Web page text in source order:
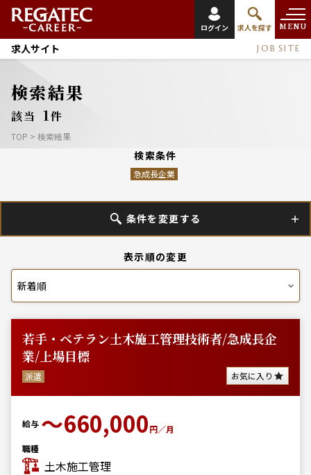
ログイン 求人を探す MENU
求人サイト JOB SITE
検索結果
該当 1件
TOP > 検索結果
検索条件
急成長企業
条件を変更する
表示順の変更
若手・ベテラン土木施工管理技術者/急成長企
業/上場目標
派遣 お気に入り
給与 〜660,000円／月
職種
土木施工管理